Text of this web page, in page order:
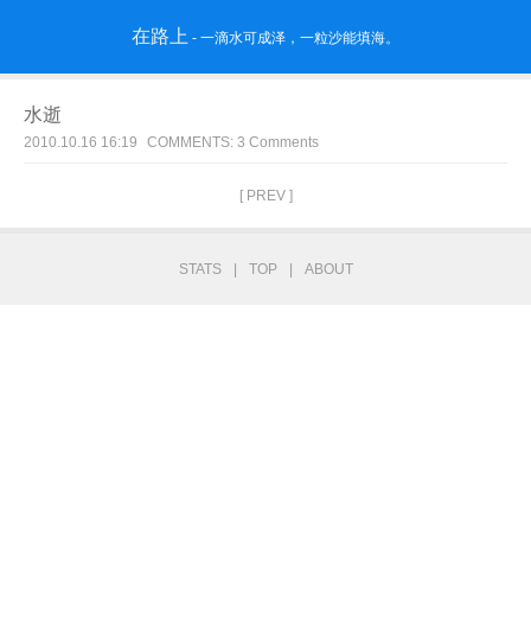
在路上 - 一滴水可成泽，一粒沙能填海。
水逝
2010.10.16 16:19 COMMENTS: 3 Comments
[ PREV ]
STATS TOP ABOUT